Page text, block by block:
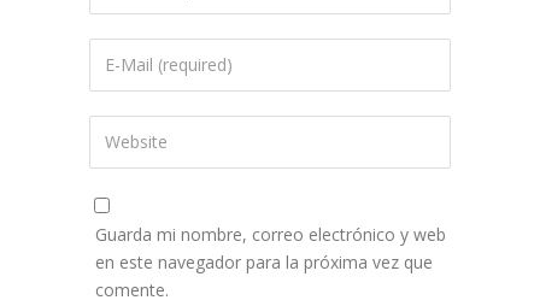
Guarda mi nombre, correo electrónico y web
en este navegador para la próxima vez que
comente.